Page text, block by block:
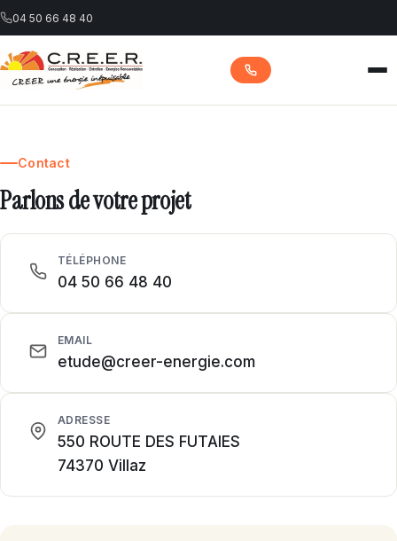
04 50 66 48 40
Accueil
Nos réalisations
Contact
Contact
Parlons de votre projet
TÉLÉPHONE
04 50 66 48 40
EMAIL
etude@creer-energie.com
ADRESSE
550 ROUTE DES FUTAIES
74370 Villaz